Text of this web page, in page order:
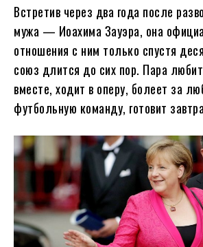
Встретив через два года после
мужа — Иоахима Зауэра, она
отношения с ним только спустя
союз длится до сих пор. Пара
вместе, ходит в оперу, болеет за
футбольную команду, готовит